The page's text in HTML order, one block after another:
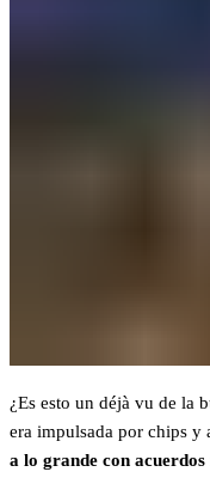
¿Es esto un déjà vu de la
era impulsada por chips y
a lo grande con